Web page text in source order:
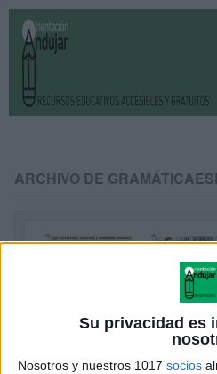
Su privacidad es
Nosotros y nuestros 1017 socios
ARCHIVO DE